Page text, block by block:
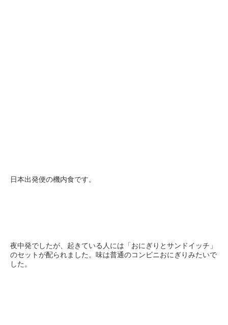
日本出発便の機内食です。
夜中発でしたが、起きている人には「おにぎりとサンドイッチ」
のセットが配られました。味は普通のコンビニおにぎりみたいで
した。